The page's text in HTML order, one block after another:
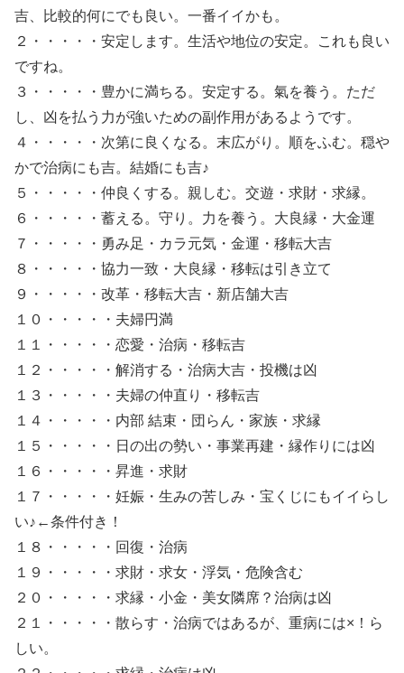
吉、比較的何にでも良い。一番イイかも。
２・・・・・安定します。生活や地位の安定。これも良い
ですね。
３・・・・・豊かに満ちる。安定する。氣を養う。ただ
し、凶を払う力が強いための副作用があるようです。
４・・・・・次第に良くなる。末広がり。順をふむ。穏や
かで治病にも吉。結婚にも吉♪
５・・・・・仲良くする。親しむ。交遊・求財・求縁。
６・・・・・蓄える。守り。力を養う。大良縁・大金運
７・・・・・勇み足・カラ元気・金運・移転大吉
８・・・・・協力一致・大良縁・移転は引き立て
９・・・・・改革・移転大吉・新店舗大吉
１０・・・・・夫婦円満
１１・・・・・恋愛・治病・移転吉
１２・・・・・解消する・治病大吉・投機は凶
１３・・・・・夫婦の仲直り・移転吉
１４・・・・・内部 結束・団らん・家族・求縁
１５・・・・・日の出の勢い・事業再建・縁作りには凶
１６・・・・・昇進・求財
１７・・・・・妊娠・生みの苦しみ・宝くじにもイイらし
い♪←条件付き！
１８・・・・・回復・治病
１９・・・・・求財・求女・浮気・危険含む
２０・・・・・求縁・小金・美女隣席？治病は凶
２１・・・・・散らす・治病ではあるが、重病には×！ら
しい。